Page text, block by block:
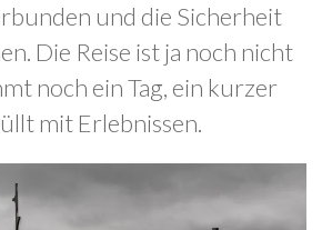
und die Sicherheit
Die Reise ist ja noch nicht
noch ein Tag, ein kurzer
mit Erlebnissen.